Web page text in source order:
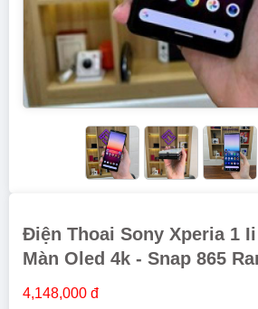
Điện Thoai Sony Xperia 1
Màn Oled 4k - Snap 865
4,148,000 đ